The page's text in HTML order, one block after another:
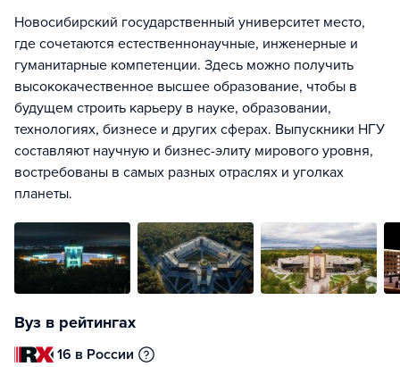
Новосибирский государственный университет место,
где сочетаются естественнонаучные, инженерные и
гуманитарные компетенции. Здесь можно получить
высококачественное высшее образование, чтобы в
будущем строить карьеру в науке, образовании,
технологиях, бизнесе и других сферах. Выпускники НГУ
составляют научную и бизнес-элиту мирового уровня,
востребованы в самых разных отраслях и уголках
планеты.
Вуз в рейтингах
16 в России